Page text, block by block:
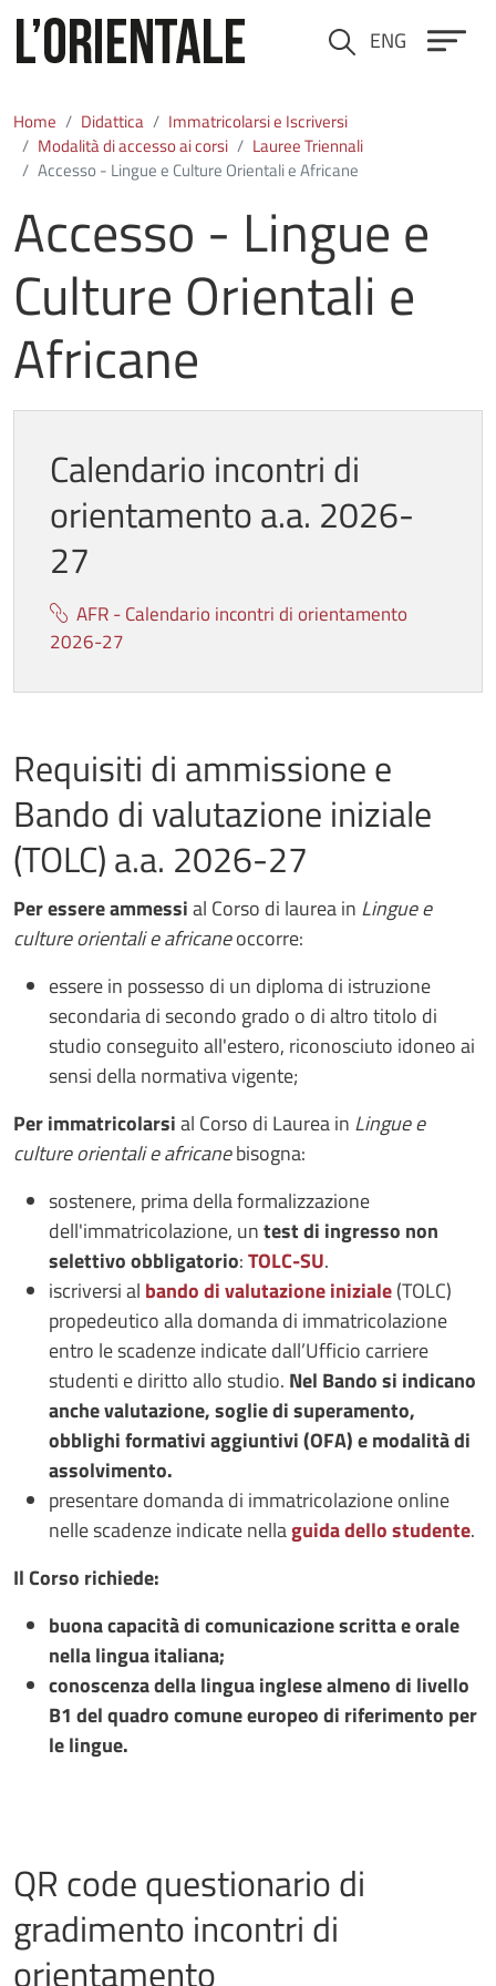
Cerca ENG
Home Didattica
Immatricolarsi e Iscriversi
Modalità di accesso ai corsi
Lauree Triennali
Accesso - Lingue e Culture Orientali e Africane
Accesso - Lingue e
Culture Orientali e
Africane
Calendario incontri di
orientamento a.a. 2026-
27
AFR - Calendario incontri di orientamento
2026-27
Requisiti di ammissione e
Bando di valutazione iniziale
(TOLC) a.a. 2026-27
Per essere ammessial Corso di laurea in Lingue e
culture orientali e africaneoccorre:
essere in possesso di un diploma di istruzione
secondaria di secondo grado o di altro titolo di
studio conseguito all'estero, riconosciuto idoneo ai
sensi della normativa vigente;
Per immatricolarsial Corso di Laurea in Lingue e
culture orientali e africanebisogna:
sostenere, prima della formalizzazione
dell'immatricolazione, untest di ingresso non
selettivo obbligatorio:TOLC-SU.
iscriversi al bando di valutazione iniziale(TOLC)
propedeutico alla domanda di immatricolazione
entro le scadenze indicate dall’Ufficio carriere
studenti e diritto allo studio. Nel Bando si indicano
anche valutazione, soglie di superamento,
obblighi formativi aggiuntivi (OFA) e modalità di
assolvimento.
presentare domanda di immatricolazione online
nelle scadenze indicate nellaguida dello studente.
Il Corso richiede:
buona capacità di comunicazione scritta e orale
nella lingua italiana;
conoscenza della lingua inglese almeno di livello
B1 del quadro comune europeo di riferimento per
le lingue.
QR code questionario di
gradimento incontri di
orientamento